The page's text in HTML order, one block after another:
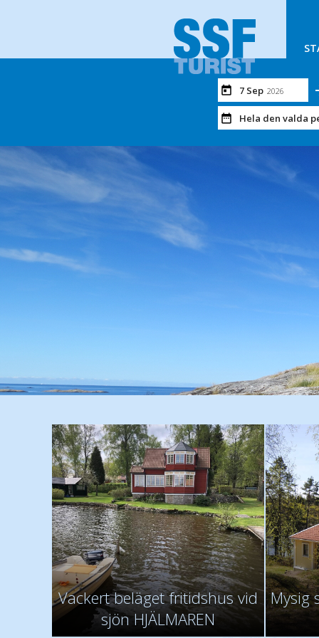
7 Sep 2026
Hela den valda
Vackert beläget fritidshus vid
sjön HJÄLMAREN
Mysig